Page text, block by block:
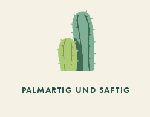
PALMARTIG UND SAFTIG